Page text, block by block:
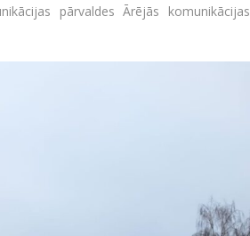
pārvaldes Ārējās komunikācijas